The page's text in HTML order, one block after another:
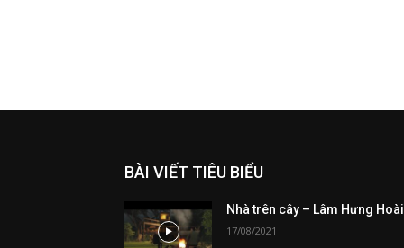
BÀI VIẾT TIÊU BIỂU
Nhà trên cây – Lâm Hưng Hoài
17/08/2021